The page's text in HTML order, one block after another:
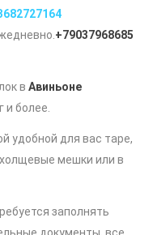
+79037968685
в Авиньоне
и более.
удобной для вас таре,
мешки или в
заполнять